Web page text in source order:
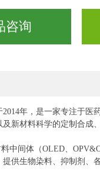
咨询
2014年，是一家专注于医
新材料科学的定制合成
中间体（OLED、
供生物染料、抑制剂、